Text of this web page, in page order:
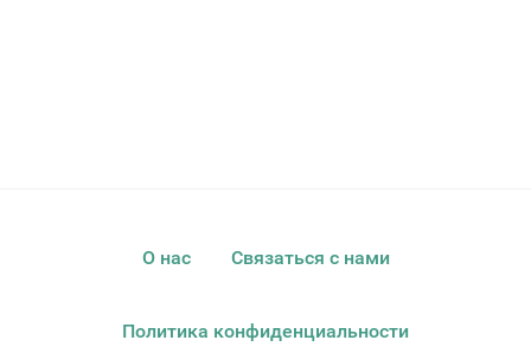
О нас Связаться с нами
Политика конфиденциальности